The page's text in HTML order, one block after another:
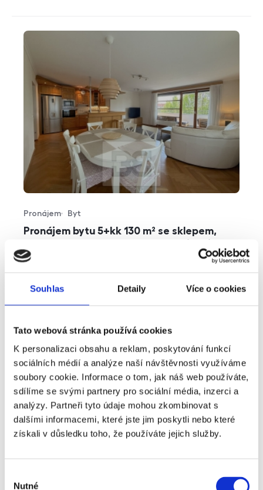
Souhlas Detaily Více o cookies
Tato webová stránka používá cookies
K personalizaci obsahu a reklam, poskytování funkcí
sociálních médií a analýze naší návštěvnosti využíváme
soubory cookie. Informace o tom, jak náš web používáte,
sdílíme se svými partnery pro sociální média, inzerci a
analýzy. Partneři tyto údaje mohou zkombinovat s
dalšími informacemi, které jste jim poskytli nebo které
získali v důsledku toho, že používáte jejich služby.
Nutné
Pronájem bytu 5+kk 130 m² se sklepem,
Typ nabídky
Pronájem
Typ nemovitosti
Byt
funkce
parkování sklep výtah
cena
49 000 Kč